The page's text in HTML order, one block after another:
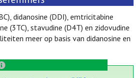
didanosine (DDI), emtricitabine
(3TC), stavudine (D4T) en zidovudine
meer op basis van didanosine en